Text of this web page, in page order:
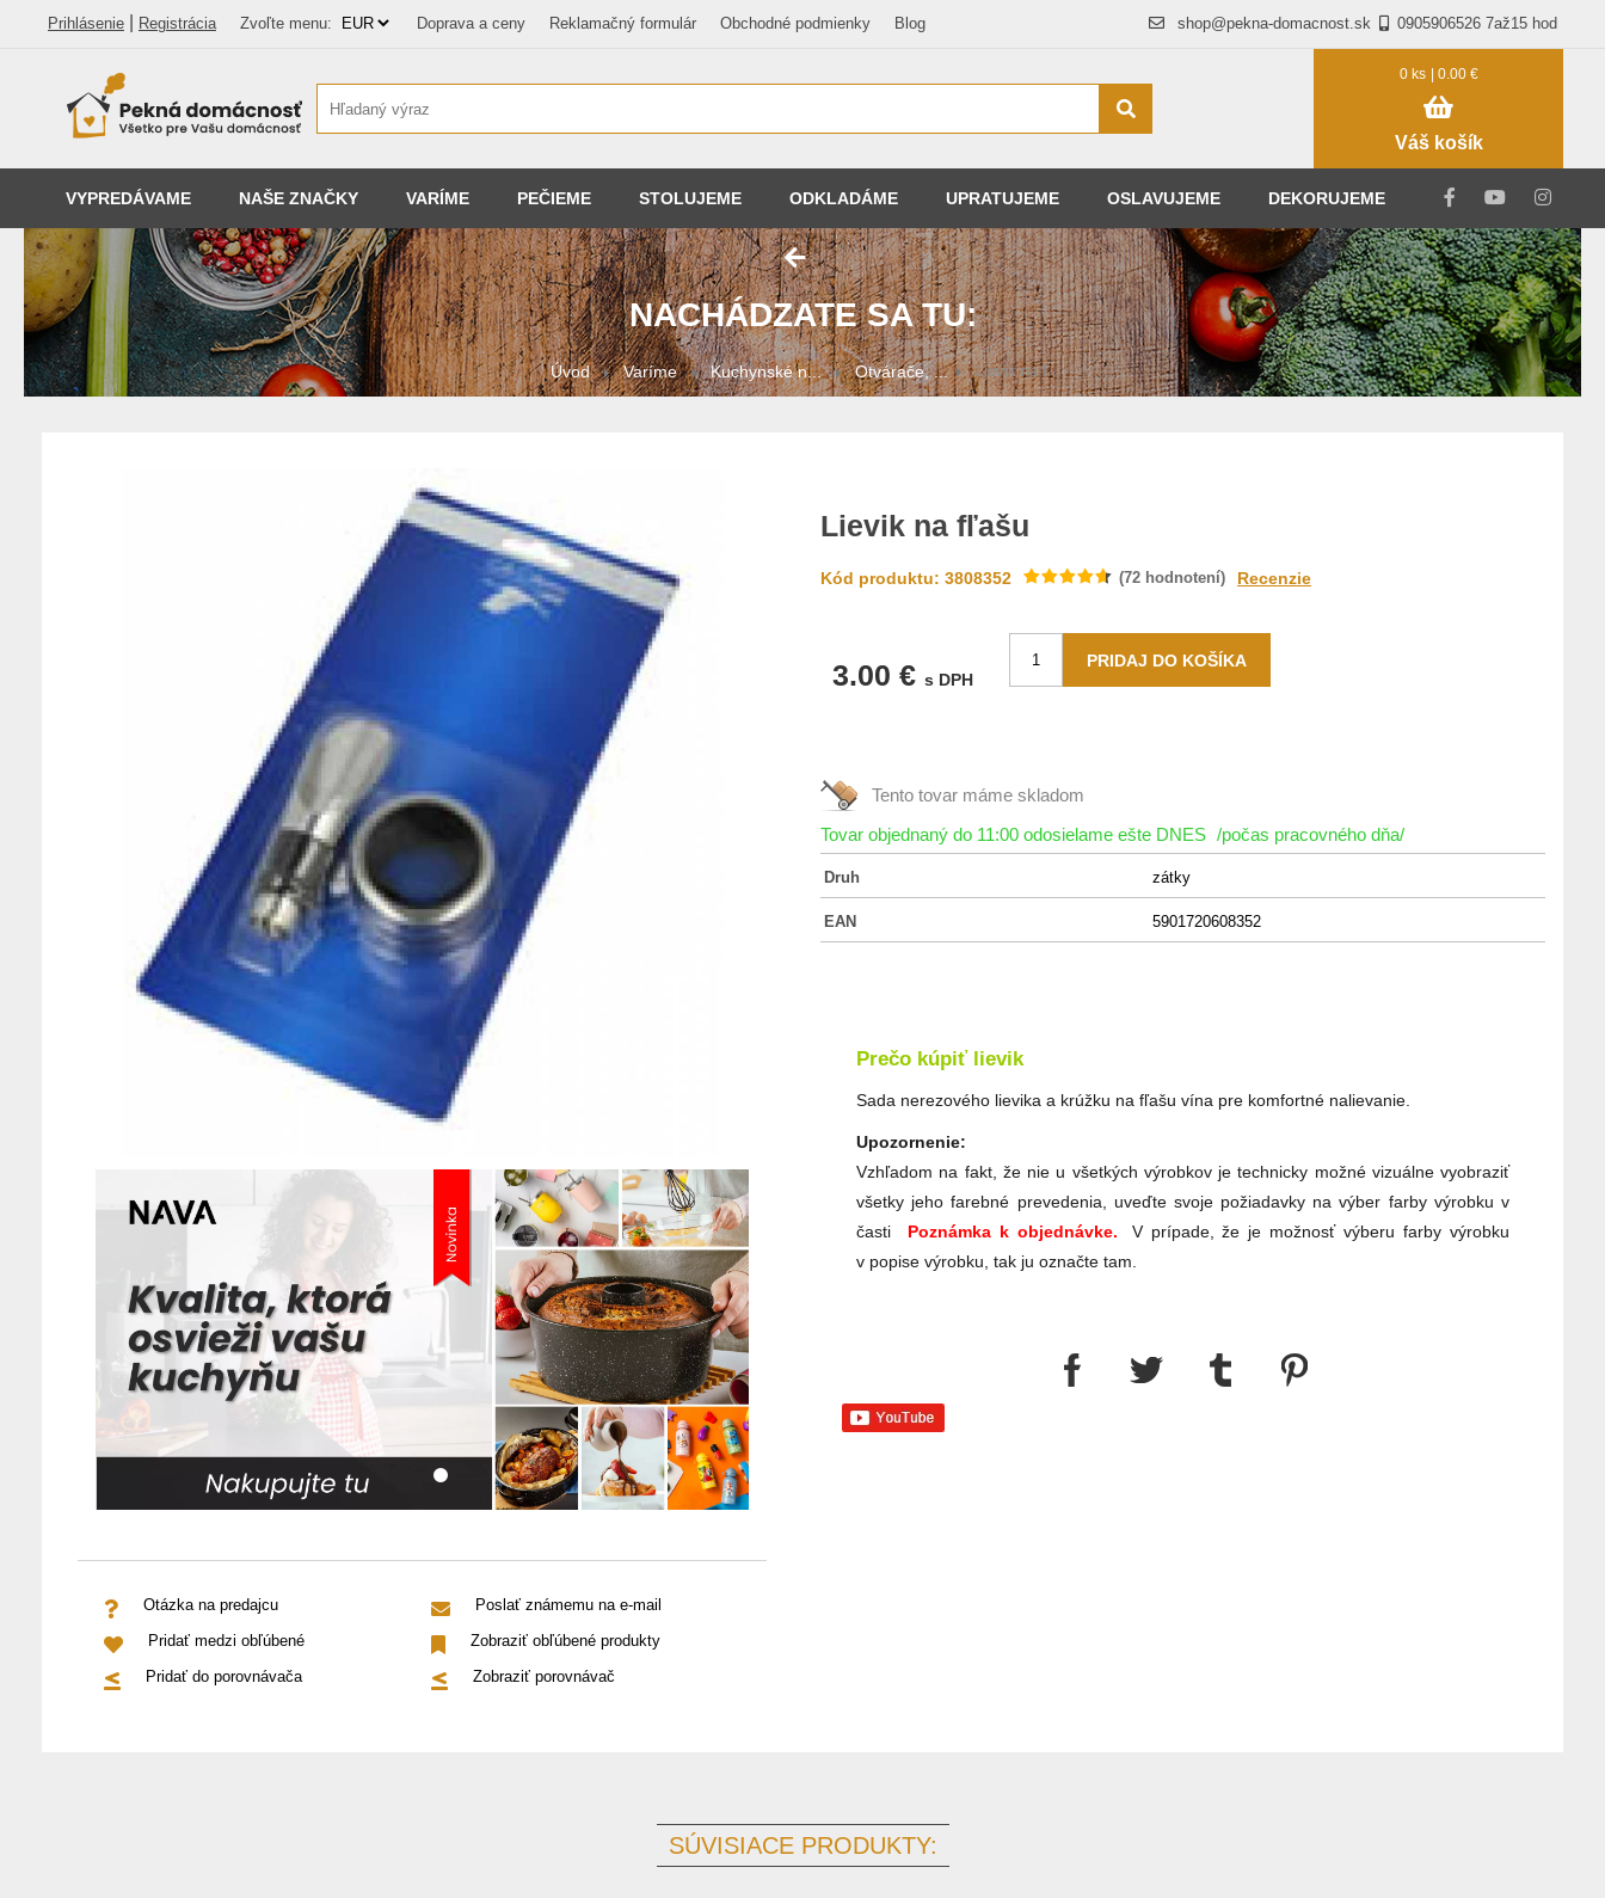
Prihlásenie Registrácia Zvoľte menu: Doprava a ceny Reklamačný formulár Obchodné podmienky Blog 0905906526 7až15 hod
shop@pekna-domacnost.sk
0 ks | 0.00 €
Váš košík
VYPREDÁVAME NAŠE ZNAČKY VARÍME PEČIEME STOLUJEME ODKLADÁME UPRATUJEME OSLAVUJEME DEKORUJEME
NACHÁDZATE SA TU:
Úvod Varíme Kuchynské n... Otvárače, ... Lievik na f...
Otázka na predajcu
Poslať známemu na e-mail
Pridať medzi obľúbené
Zobraziť obľúbené produkty
Pridať do porovnávača
Zobraziť porovnávač
Lievik na fľašu
Kód produktu: 3808352 (72 hodnotení) Recenzie
3.00 € s DPH
Tento tovar máme skladom
Tovar objednaný do 11:00 odosielame ešte DNES /počas pracovného dňa/
Druh zátky
EAN 5901720608352
Prečo kúpiť lievik
Sada nerezového lievika a krúžku na fľašu vína pre komfortné nalievanie.
Upozornenie:
Vzhľadom na fakt, že nie u všetkých výrobkov je technicky možné vizuálne vyobraziť
všetky jeho farebné prevedenia, uveďte svoje požiadavky na výber farby výrobku v
časti Poznámka k objednávke.
V prípade, že je možnosť výberu farby výrobku
v popise výrobku, tak ju označte tam.
SÚVISIACE PRODUKTY: